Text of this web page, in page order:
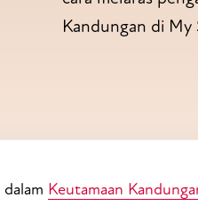
Kandungan di My
dalam Keutamaan